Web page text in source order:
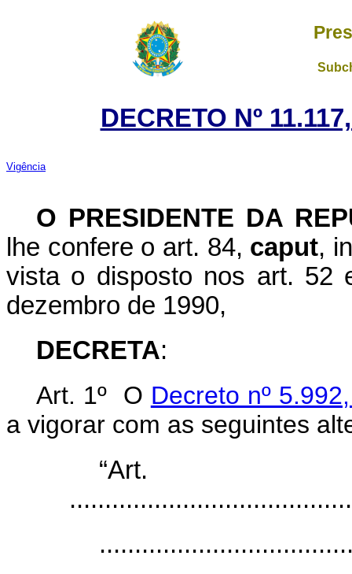
DECRETO Nº
Vigência
O PRESIDENTE DA
lhe confere o art. 84, caput,
vista o disposto nos art. 52
dezembro de 1990,
DECRETA:
Art. 1º O Decreto nº
a vigorar com as seguintes